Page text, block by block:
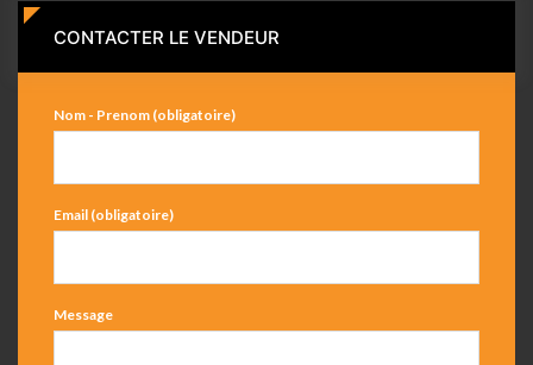
CONTACTER LE VENDEUR
Nom - Prenom (obligatoire)
Email (obligatoire)
Message